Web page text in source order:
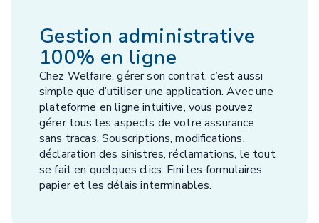
Gestion administrative
100% en ligne
Chez Welfaire, gérer son contrat, c’est aussi
simple que d’utiliser une application. Avec une
plateforme en ligne intuitive, vous pouvez
gérer tous les aspects de votre assurance
sans tracas. Souscriptions, modifications,
déclaration des sinistres, réclamations, le tout
se fait en quelques clics. Fini les formulaires
papier et les délais interminables.